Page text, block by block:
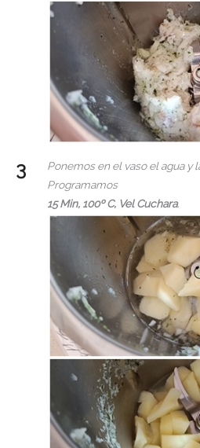
Ponemos en el vaso el agua y
Programamos
15 Min, 100º C, Vel Cuchara.